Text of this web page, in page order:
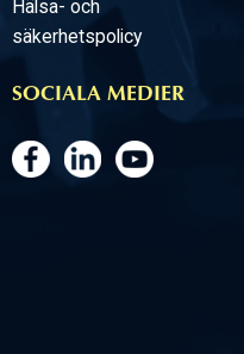
Hälsa- och
säkerhetspolicy
SOCIALA MEDIER